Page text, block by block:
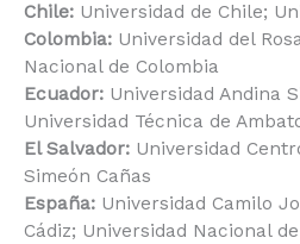
Chile: Universidad de Chile;
Colombia: Universidad del
Nacional de Colombia
Ecuador: Universidad Andina
Universidad Técnica de
El Salvador: Universidad
Simeón Cañas
España: Universidad Camilo
Cádiz; Universidad Nacional